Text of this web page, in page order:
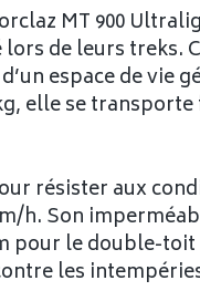
MT 900
de leurs treks.
espace de vie
elle se
résister aux
h. Son
pour le double-
les